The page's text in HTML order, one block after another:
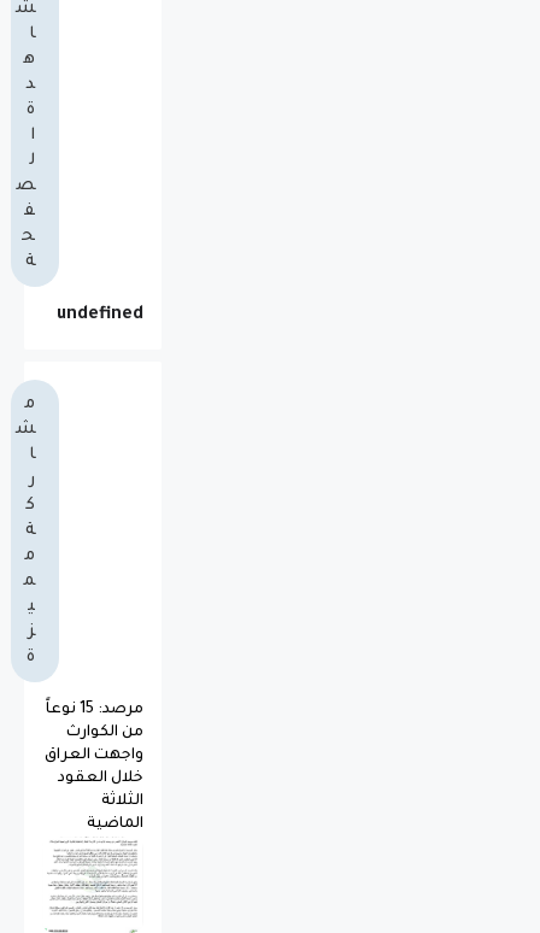
ش
ا
ه
د
ة
ا
ل
ص
ف
ح
ة
undefned
م
ش
ا
ر
ك
ة
م
م
ي
ز
ة
مرصد: 15 نوعاً
من الكوارث
واجهت العراق
خلال العقود
الثلاثة
الماضية